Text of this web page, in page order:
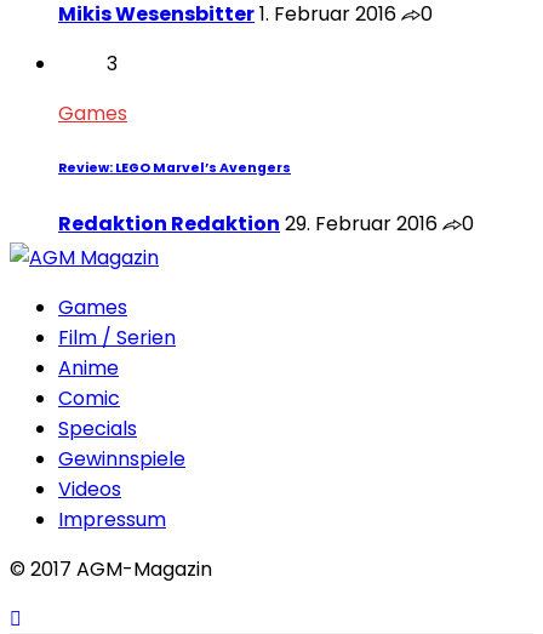
Mikis Wesensbitter1. Februar 2016
0
3
Games
Review: LEGO Marvel’s Avengers
Redaktion Redaktion 29. Februar 2016 0
Games
Film / Serien
Anime
Comic
Specials
Gewinnspiele
Videos
Impressum
© 2017 AGM-Magazin